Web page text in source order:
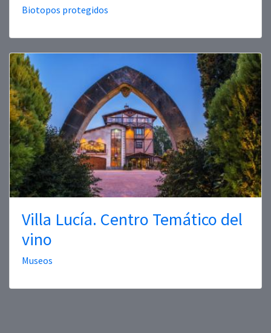
Biotopos protegidos
Villa Lucía. Centro Temático del
vino
Museos